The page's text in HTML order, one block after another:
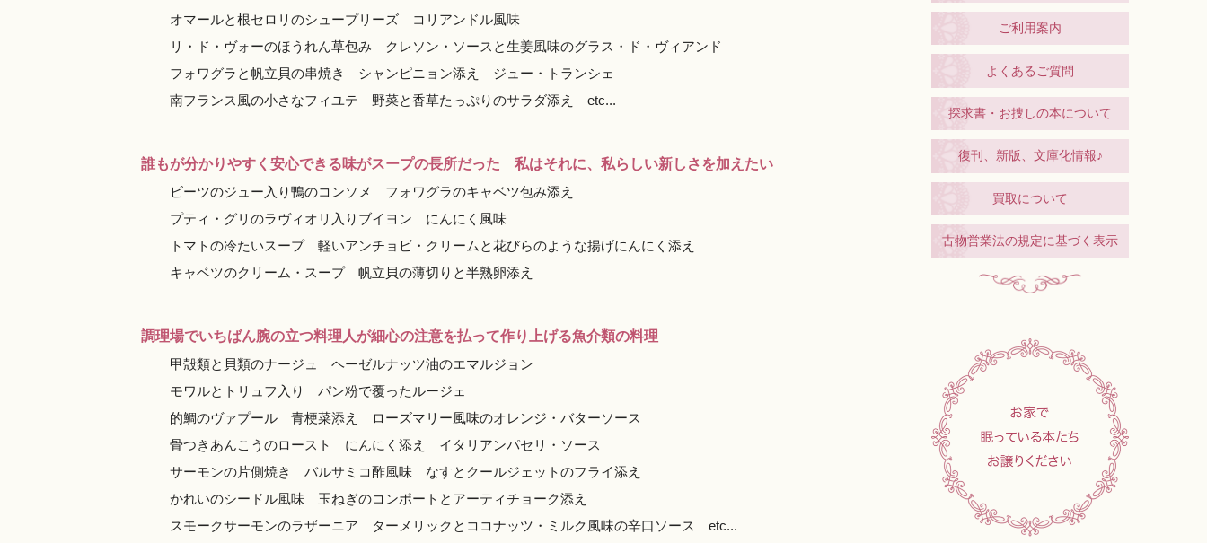
オマールと根セロリのシュープリーズ コリアンドル風味
リ・ド・ヴォーのほうれん草包み クレソン・ソースと生姜風味のグラス・ド・ヴィアンド
フォワグラと帆立貝の串焼き シャンピニョン添え ジュー・トランシェ
南フランス風の小さなフィユテ 野菜と香草たっぷりのサラダ添え etc...
誰もが分かりやすく安心できる味がスープの長所だった 私はそれに、私らしい新しさを加えたい
ビーツのジュー入り鴨のコンソメ フォワグラのキャベツ包み添え
プティ・グリのラヴィオリ入りブイヨン にんにく風味
トマトの冷たいスープ 軽いアンチョビ・クリームと花びらのような揚げにんにく添え
キャベツのクリーム・スープ 帆立貝の薄切りと半熟卵添え
調理場でいちばん腕の立つ料理人が細心の注意を払って作り上げる魚介類の料理
甲殻類と貝類のナージュ ヘーゼルナッツ油のエマルジョン
モワルとトリュフ入り パン粉で覆ったルージェ
的鯛のヴァプール 青梗菜添え ローズマリー風味のオレンジ・バターソース
骨つきあんこうのロースト にんにく添え イタリアンパセリ・ソース
サーモンの片側焼き バルサミコ酢風味 なすとクールジェットのフライ添え
かれいのシードル風味 玉ねぎのコンポートとアーティチョーク添え
スモークサーモンのラザーニア ターメリックとココナッツ・ミルク風味の辛口ソース etc...
ご利用案内
よくあるご質問
探求書・お捜しの本について
復刊、新版、文庫化情報♪
買取について
古物営業法の規定に基づく表示